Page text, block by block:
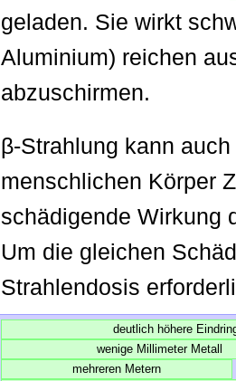
geladen. Sie wirkt
Aluminium) reichen
abzuschirmen.
β-Strahlung kann
menschlichen Körper
schädigende Wirkung
Um die gleichen
Strahlendosis
deutlich höhere
wenige Millimeter Metall
mehreren Metern